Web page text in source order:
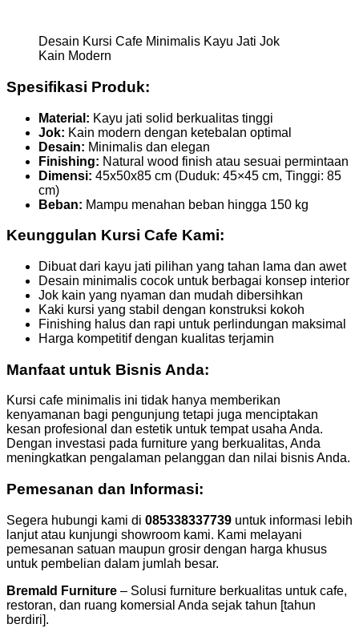
Desain Kursi Cafe Minimalis Kayu Jati Jok
Kain Modern
Spesifikasi Produk:
Material: Kayu jati solid berkualitas tinggi
Jok: Kain modern dengan ketebalan optimal
Desain: Minimalis dan elegan
Finishing: Natural wood finish atau sesuai permintaan
Dimensi: 45x50x85 cm (Duduk: 45×45 cm, Tinggi: 85
cm)
Beban: Mampu menahan beban hingga 150 kg
Keunggulan Kursi Cafe Kami:
Dibuat dari kayu jati pilihan yang tahan lama dan awet
Desain minimalis cocok untuk berbagai konsep interior
Jok kain yang nyaman dan mudah dibersihkan
Kaki kursi yang stabil dengan konstruksi kokoh
Finishing halus dan rapi untuk perlindungan maksimal
Harga kompetitif dengan kualitas terjamin
Manfaat untuk Bisnis Anda:
Kursi cafe minimalis ini tidak hanya memberikan
kenyamanan bagi pengunjung tetapi juga menciptakan
kesan profesional dan estetik untuk tempat usaha Anda.
Dengan investasi pada furniture yang berkualitas, Anda
meningkatkan pengalaman pelanggan dan nilai bisnis Anda.
Pemesanan dan Informasi:
Segera hubungi kami di 085338337739 untuk informasi lebih
lanjut atau kunjungi showroom kami. Kami melayani
pemesanan satuan maupun grosir dengan harga khusus
untuk pembelian dalam jumlah besar.
Bremald Furniture – Solusi furniture berkualitas untuk cafe,
restoran, dan ruang komersial Anda sejak tahun [tahun
berdiri].